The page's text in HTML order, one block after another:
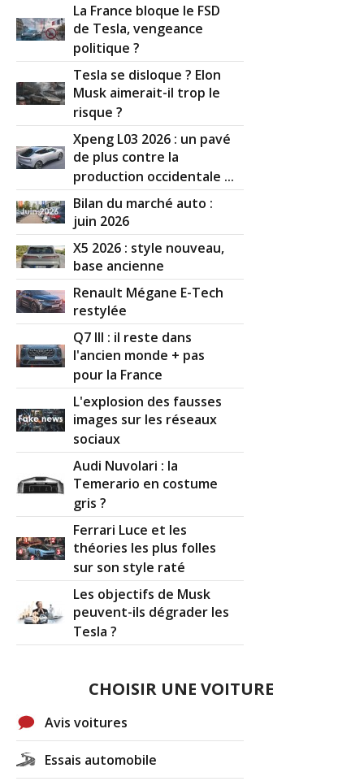
La France bloque le FSD
de Tesla, vengeance
politique ?
Tesla se disloque ? Elon
Musk aimerait-il trop le
risque ?
Xpeng L03 2026 : un pavé
de plus contre la
production occidentale ...
Bilan du marché auto :
juin 2026
X5 2026 : style nouveau,
base ancienne
Renault Mégane E-Tech
restylée
Q7 III : il reste dans
l'ancien monde + pas
pour la France
L'explosion des fausses
images sur les réseaux
sociaux
Audi Nuvolari : la
Temerario en costume
gris ?
Ferrari Luce et les
théories les plus folles
sur son style raté
Les objectifs de Musk
peuvent-ils dégrader les
Tesla ?
CHOISIR UNE VOITURE
Avis voitures
Essais automobile